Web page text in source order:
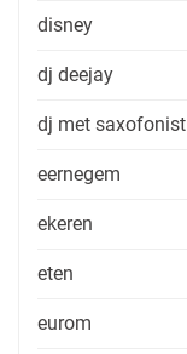
disney
dj deejay
dj met saxofonist
eernegem
ekeren
eten
eurom